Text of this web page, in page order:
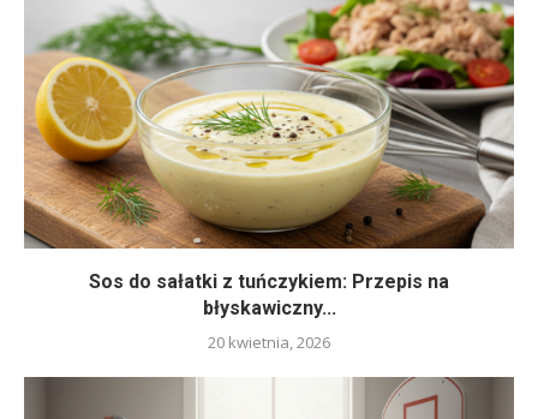
Sos do sałatki z tuńczykiem: Przepis na
błyskawiczny...
20 kwietnia, 2026